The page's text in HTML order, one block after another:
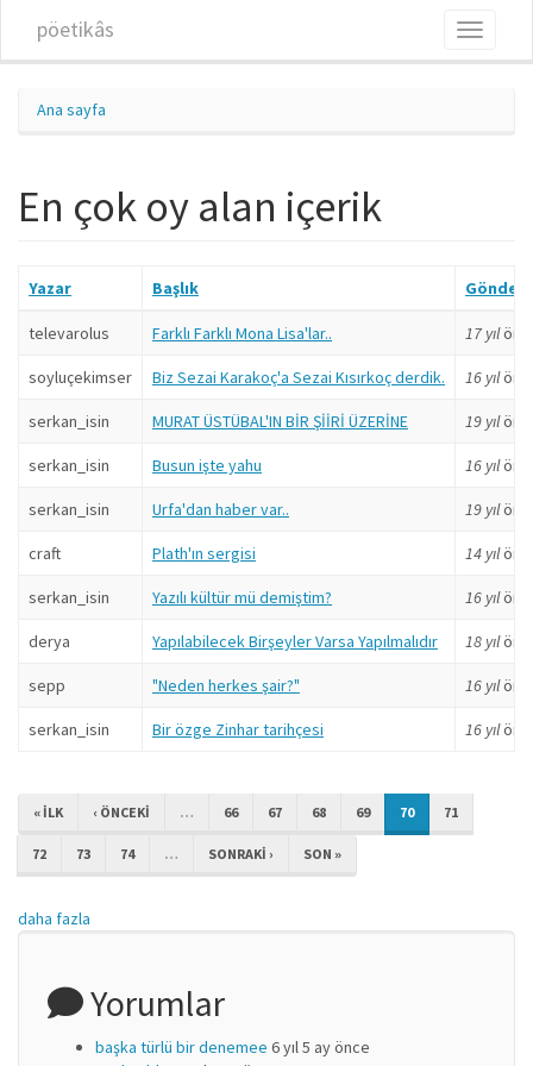
pöetikâs
Toggle
Ana sayfa
En çok oy alan içerik
Yazar Başlık
televarolus Farklı Farklı Mona Lisa'lar.. 17 yıl
soyluçekimser Biz Sezai Karakoç'a Sezai Kısırkoç derdik. 16 yıl
serkan_isin MURAT ÜSTÜBAL'IN BİR ŞİİRİ ÜZERİNE 19 yıl
serkan_isin Busun işte yahu 16 yıl
serkan_isin Urfa'dan haber var.. 19 yıl
craft Plath'ın sergisi 14 yıl
serkan_isin Yazılı kültür mü demiştim? 16 yıl
derya Yapılabilecek Birşeyler Varsa Yapılmalıdır 18 yıl
sepp "Neden herkes şair?" 16 yıl
serkan_isin Bir özge Zinhar tarihçesi 16 yıl
« ILK ‹ ÖNCEKI … 66 67 68 69 70 71
72 73 74 … SONRAKI › SON »
daha fazla
Yorumlar
başka türlü bir denemee 6 yıl 5 ay önce